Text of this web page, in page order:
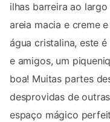
ilhas barreira ao
areia macia e creme
água cristalina, este
e amigos, um
boa! Muitas partes
desprovidas de
espaço mágico